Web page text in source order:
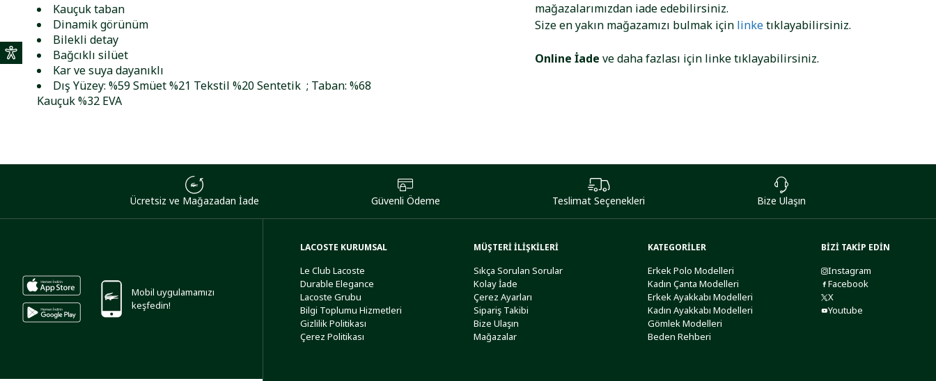
Kauçuk taban
Dinamik görünüm
Bilekli detay
Bağcıklı silüet
Kar ve suya dayanıklı
Dış Yüzey: %59 Smüet %21 Tekstil %20 Sentetik ; Taban: %68
Kauçuk %32 EVA
mağazalarımızdan iade edebilirsiniz.
Size en yakın mağazamızı bulmak için linketıklayabilirsiniz.
Online İade ve daha fazlası için linketıklayabilirsiniz.
Ücretsiz ve Mağazadan İade Güvenli Ödeme Teslimat Seçenekleri Bize Ulaşın
Mobil uygulamamızı
keşfedin!
LACOSTE KURUMSAL
Le Club Lacoste
Durable Elegance
Lacoste Grubu
Bilgi Toplumu Hizmetleri
Gizlilik Politikası
Çerez Politikası
MÜŞTERİ İLİŞKİLERİ
Sıkça Sorulan Sorular
Kolay İade
Çerez Ayarları
Sipariş Takibi
Bize Ulaşın
Mağazalar
KATEGORİLER
Erkek Polo Modelleri
Kadın Çanta Modelleri
Erkek Ayakkabı Modelleri
Kadın Ayakkabı Modelleri
Gömlek Modelleri
Beden Rehberi
BİZİ TAKİP EDİN
Instagram
Facebook
X
Youtube